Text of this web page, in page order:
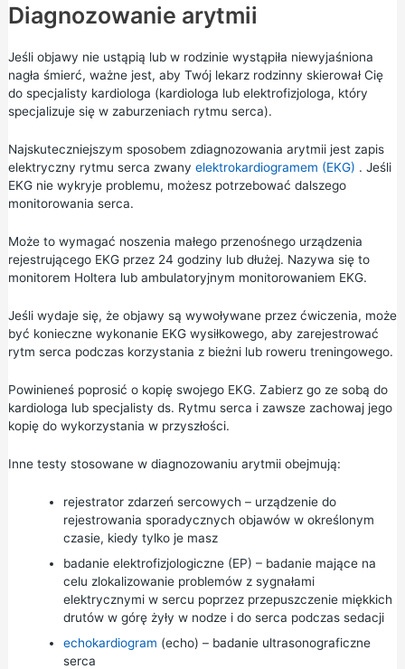
Diagnozowanie arytmii
Jeśli objawy nie ustąpią lub w rodzinie wystąpiła niewyjaśniona
nagła śmierć, ważne jest, aby Twój lekarz rodzinny skierował Cię
do specjalisty kardiologa (kardiologa lub elektrofizjologa, który
specjalizuje się w zaburzeniach rytmu serca).
Najskuteczniejszym sposobem zdiagnozowania arytmii jest zapis
elektryczny rytmu serca zwany elektrokardiogramem (EKG) . Jeśli
EKG nie wykryje problemu, możesz potrzebować dalszego
monitorowania serca.
Może to wymagać noszenia małego przenośnego urządzenia
rejestrującego EKG przez 24 godziny lub dłużej. Nazywa się to
monitorem Holtera lub ambulatoryjnym monitorowaniem EKG.
Jeśli wydaje się, że objawy są wywoływane przez ćwiczenia, może
być konieczne wykonanie EKG wysiłkowego, aby zarejestrować
rytm serca podczas korzystania z bieżni lub roweru treningowego.
Powinieneś poprosić o kopię swojego EKG. Zabierz go ze sobą do
kardiologa lub specjalisty ds. Rytmu serca i zawsze zachowaj jego
kopię do wykorzystania w przyszłości.
Inne testy stosowane w diagnozowaniu arytmii obejmują:
rejestrator zdarzeń sercowych – urządzenie do
rejestrowania sporadycznych objawów w określonym
czasie, kiedy tylko je masz
badanie elektrofizjologiczne (EP) – badanie mające na
celu zlokalizowanie problemów z sygnałami
elektrycznymi w sercu poprzez przepuszczenie miękkich
drutów w górę żyły w nodze i do serca podczas sedacji
echokardiogram (echo) – badanie ultrasonograficzne
serca